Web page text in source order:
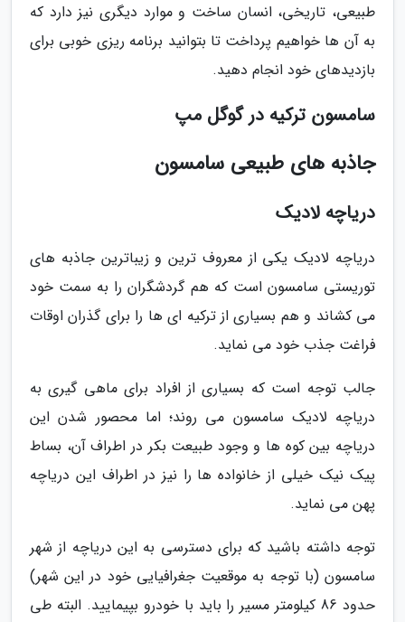
طبیعی، تاریخی، انسان ساخت و موارد دیگری نیز دارد که
به آن ها خواهیم پرداخت تا بتوانید برنامه ریزی خوبی برای
بازدیدهای خود انجام دهید.
سامسون ترکیه در گوگل مپ
جاذبه های طبیعی سامسون
دریاچه لادیک
دریاچه لادیک یکی از معروف ترین و زیباترین جاذبه های
توریستی سامسون است که هم گردشگران را به سمت خود
می کشاند و هم بسیاری از ترکیه ای ها را برای گذران اوقات
فراغت جذب خود می نماید.
جالب توجه است که بسیاری از افراد برای ماهی گیری به
دریاچه لادیک سامسون می روند؛ اما محصور شدن این
دریاچه بین کوه ها و وجود طبیعت بکر در اطراف آن، بساط
پیک نیک خیلی از خانواده ها را نیز در اطراف این دریاچه
پهن می نماید.
توجه داشته باشید که برای دسترسی به این دریاچه از شهر
سامسون (با توجه به موقعیت جغرافیایی خود در این شهر)
حدود 86 کیلومتر مسیر را باید با خودرو بپیمایید. البته طی